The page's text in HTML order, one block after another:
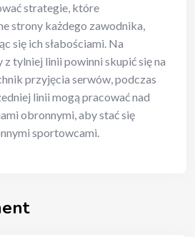
strategie, które
strony każdego zawodnika,
się ich słabościami. Na
z tylniej linii powinni skupić się na
przyjęcia serwów, podczas
linii mogą pracować nad
obronnymi, aby stać się
sportowcami.